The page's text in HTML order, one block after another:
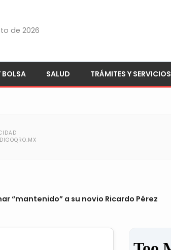
de 2026
BOLSA SALUD TRÁMITES Y SERVICIOS
“mantenido” a su novio Ricardo Pérez